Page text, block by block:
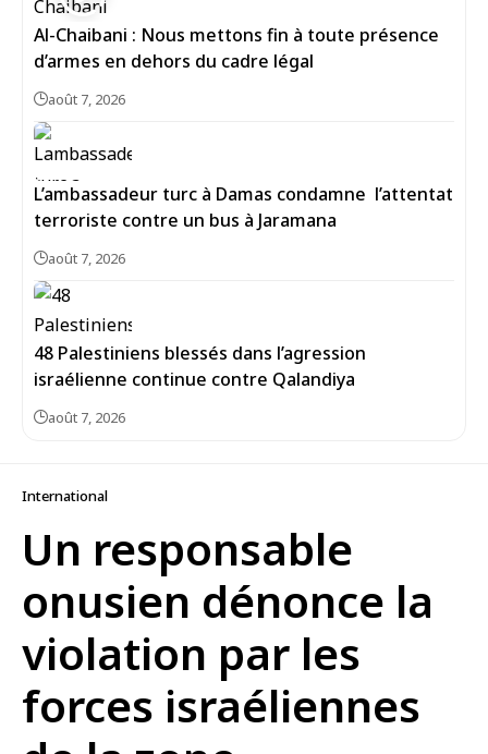
Al-Chaibani : Nous mettons fin à toute présence
d’armes en dehors du cadre légal
août 7, 2026
L’ambassadeur turc à Damas condamne l’attentat
terroriste contre un bus à Jaramana
août 7, 2026
48 Palestiniens blessés dans l’agression
israélienne continue contre Qalandiya
août 7, 2026
International
Un responsable
onusien dénonce la
violation par les
forces israéliennes